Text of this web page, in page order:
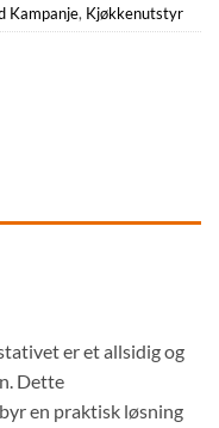
Kampanje, Kjøkkenutstyr
er et allsidig og
Dette
en praktisk løsning